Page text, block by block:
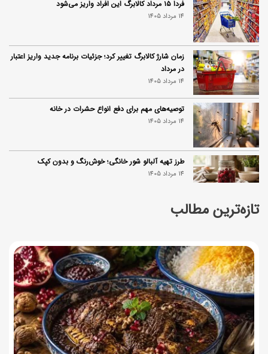
تازه‌ترین مطالب
فردا ۱۵ مرداد کالابرگ این افراد واریز می‌شود
14 مرداد 1405
زمان شارژ کالابرگ تغییر کرد؛ جزئیات برنامه جدید واریز اعتبار
در مرداد
14 مرداد 1405
توصیه‌های مهم برای دفع انواع حشرات در خانه
14 مرداد 1405
طرز تهیه آلبالو شور خانگی؛ خوش‌رنگ و بدون کپک
14 مرداد 1405
طرز تهیه پنکیک با شیره انگور؛ صبحانه‌ای سالم و انرژی‌بخش
۳۵ لیست غذاهای جدید و متفاوت؛ برای ناهار و مهمانی
14 مرداد 1405
طرز تهیه پش ملبا (پیچ ملبا)؛ دسر کلاسیک هلو و بستنی
13 مرداد 1405